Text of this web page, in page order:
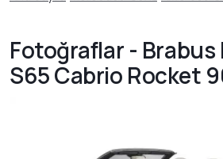
Fotoğraflar - Brabus
S65 Cabrio Rocket